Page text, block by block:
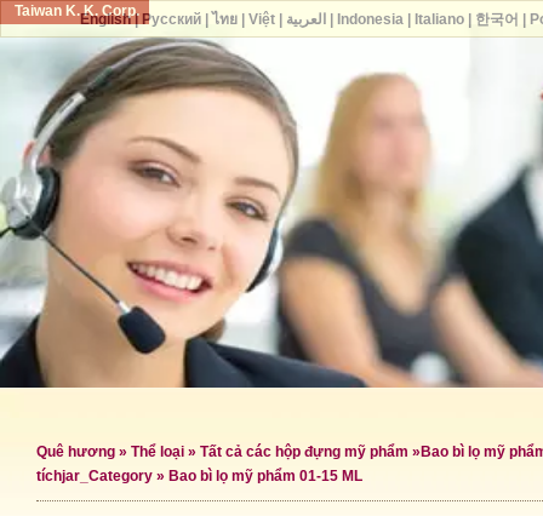
Taiwan K. K. Corp.
Quê hương » Thể loại » Tất cả các hộp đựng mỹ phẩm » Bao bì lọ mỹ
tíchjar_Category » Bao bì lọ mỹ phẩm 01-15 ML
English| Русский| ไทย| Việt| العربية Indonesia| Italiano| 한국어